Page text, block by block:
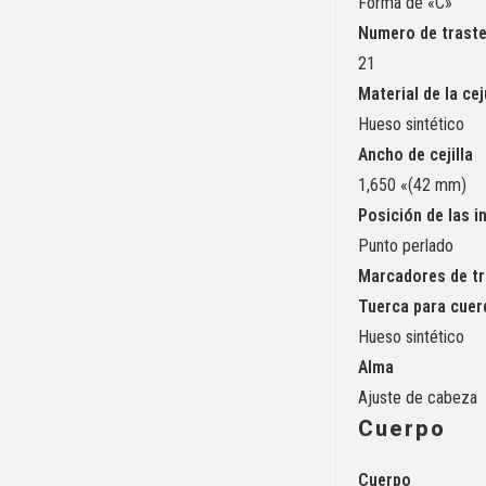
Numero de
21
Material de la
Hueso sintético
Ancho de cejilla
1,650 «(42 mm)
Posición de las
Punto perlado
Marcadores de
Tuerca para
Hueso sintético
Alma
Ajuste de cabeza
Cuerpo
Cuerpo